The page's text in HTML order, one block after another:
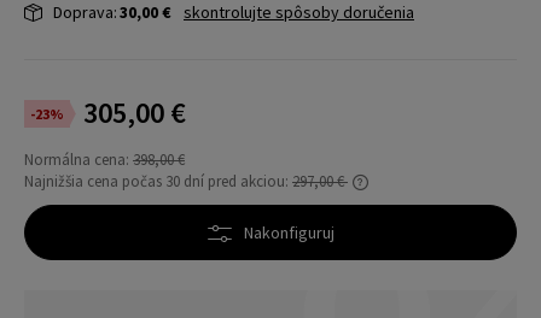
Doprava:30,00 € skontrolujte spôsoby doručenia
-23% 305,00 €
Normálna cena: 398,00 €
Najnižšia cena počas 30 dní pred akciou: 297,00 €
Ak sa produkt predáva kratšie ako 30 dní,
zobrazí sa najnižšia cena od uvedenia
produktu do predaja.
Nakonfiguruj